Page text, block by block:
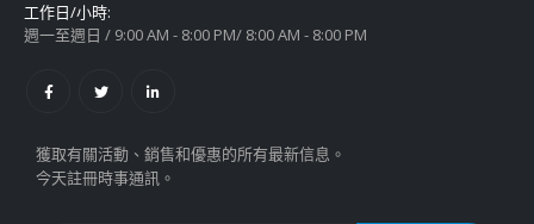
工作日/小時:
週一至週日 / 9:00 AM - 8:00 PM/ 8:00 AM - 8:00 PM
獲取有關活動、銷售和優惠的所有最新信息。
今天註冊時事通訊。